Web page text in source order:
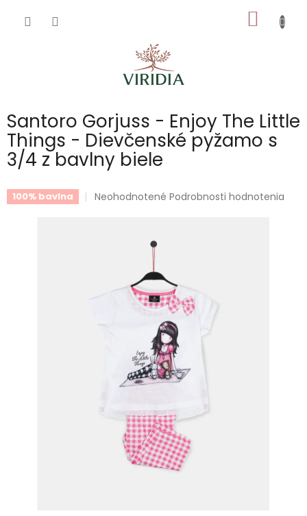
KOŠÍK
Santoro Gorjuss - Enjoy The Little
Things - Dievčenské pyžamo s
3/4 z bavlny biele
100% bavlna
Priemerné
hviezdičiek.
Neohodnotené Podrobnosti hodnotenia